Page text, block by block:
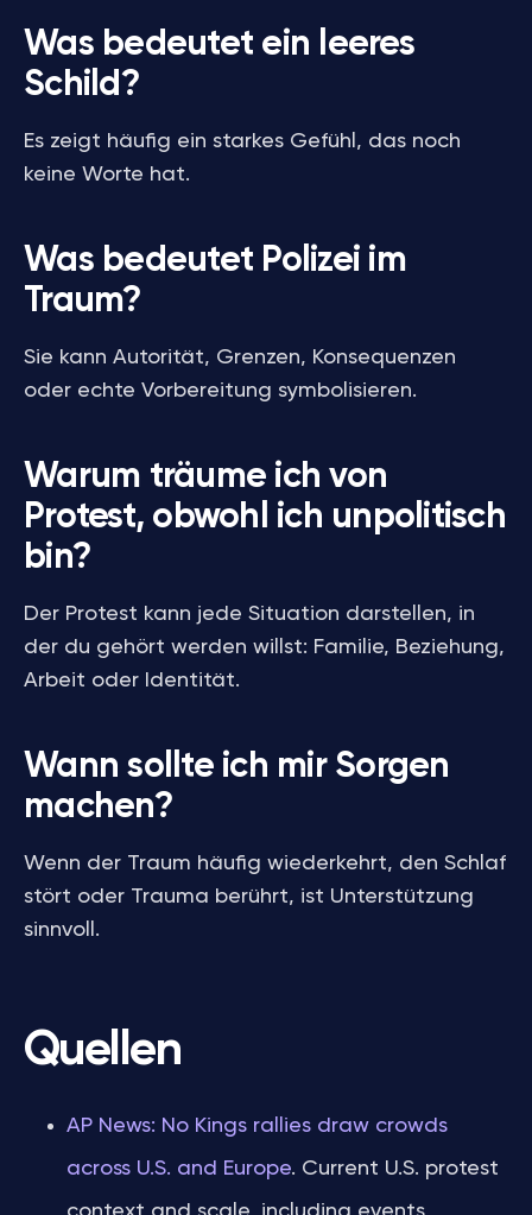
Was bedeutet ein leeres
Schild?
Es zeigt häufig ein starkes Gefühl, das noch
keine Worte hat.
Was bedeutet Polizei im
Traum?
Sie kann Autorität, Grenzen, Konsequenzen
oder echte Vorbereitung symbolisieren.
Warum träume ich von
Protest, obwohl ich unpolitisch
bin?
Der Protest kann jede Situation darstellen, in
der du gehört werden willst: Familie, Beziehung,
Arbeit oder Identität.
Wann sollte ich mir Sorgen
machen?
Wenn der Traum häufig wiederkehrt, den Schlaf
stört oder Trauma berührt, ist Unterstützung
sinnvoll.
Quellen
AP News: No Kings rallies draw crowds
across U.S. and Europe. Current U.S. protest